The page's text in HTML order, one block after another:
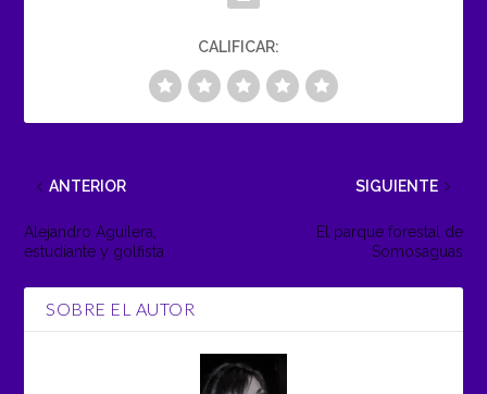
CALIFICAR:
ANTERIOR
Alejandro Aguilera,
estudiante y golfista
SIGUIENTE
El parque forestal de
Somosaguas
SOBRE EL AUTOR